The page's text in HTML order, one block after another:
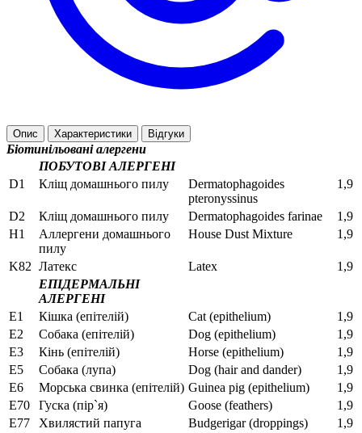
Опис Характеристики Відгуки
Біотинільовані алергени
ПОБУТОВІ АЛЕРГЕНІ
D1
Кліщ домашнього пилу
Dermatophagoides
pteronyssinus
1,9
D2 Кліщ домашнього пилу Dermatophagoides farinae
1,9
Н1
Аллергени домашнього
пилу
House Dust Mixture 1,9
K82 Латекс Latex
1,9
ЕПІДЕРМАЛЬНІ
АЛЕРГЕНІ
E1
Кішка (епітелій) Cat (еpithelium)
1,9
Е2
Собака (епітелій) Dog (еpithelium)
1,9
Е3
Кінь (епітелій) Horse (еpithelium)
1,9
Е5
Собака (лупа) Dog (hair and dander)
1,9
Е6
Морська свинка (епітелій) Guinea pig (epithelium)
1,9
Е70
Гуска (пір`я) Goose (feathers)
1,9
E77
Хвилястий папуга
Budgerigar (droppings) 1,9